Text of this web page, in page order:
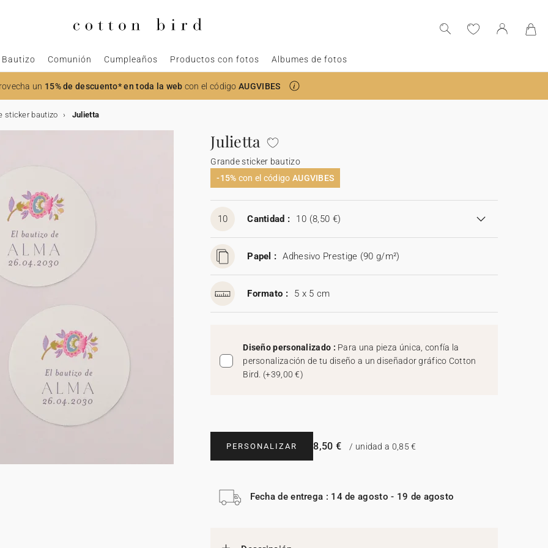
Bautizo Comunión Cumpleaños Productos con fotos Albumes de fotos
un 15% de descuento* en toda la web con el códigoAUGVIBES
sticker bautizo Julietta
Julietta
Grande sticker bautizo
-15% con el código AUGVIBES
10 Cantidad : 10 (8,50 €)
Papel : Adhesivo Prestige (90 g/m²)
Formato : 5 x 5 cm
Diseño personalizado : Para una pieza única, confía la
personalización de tu diseño a un diseñador gráfico Cotton
Bird. (+39,00 €)
PERSONALIZAR 8,50 € / unidad a 0,85 €
Fecha de entrega : 14 de agosto - 19 de agosto